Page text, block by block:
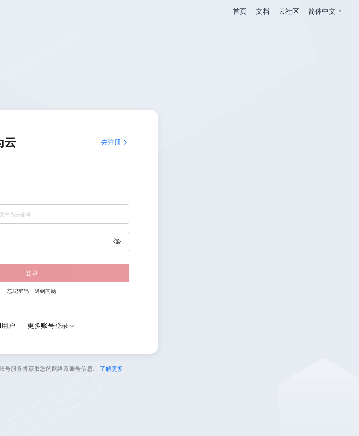
首页 文档 云社区 简体中文
云 去注册
登录
忘记密码 遇到问题
户 更多账号登录
号服务将获取您的网络及账号信息。 了解更多